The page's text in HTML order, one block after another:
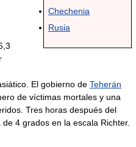
Chechenia
Rusia
El gobierno de Teherán
de víctimas mortales y una
Tres horas después del
4 grados en la escala Richter.